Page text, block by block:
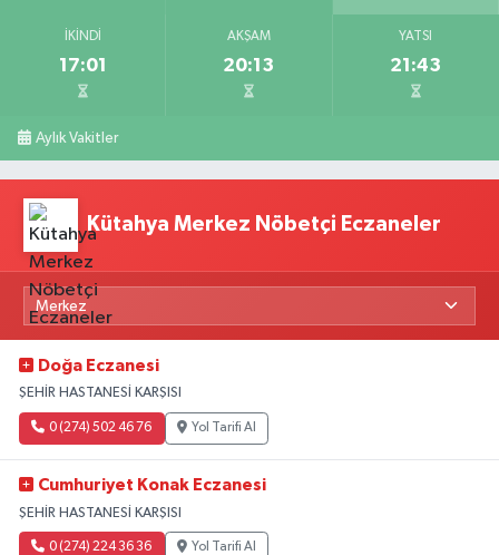
İKINDI
17:01
AKŞAM
20:13
YATSI
21:43
Aylık Vakitler
Kütahya Merkez Nöbetçi Eczaneler
Doğa Eczanesi
ŞEHİR HASTANESİ KARŞISI
0 (274) 502 46 76 Yol Tarifi Al
Cumhuriyet Konak Eczanesi
ŞEHİR HASTANESİ KARŞISI
0 (274) 224 36 36 Yol Tarifi Al